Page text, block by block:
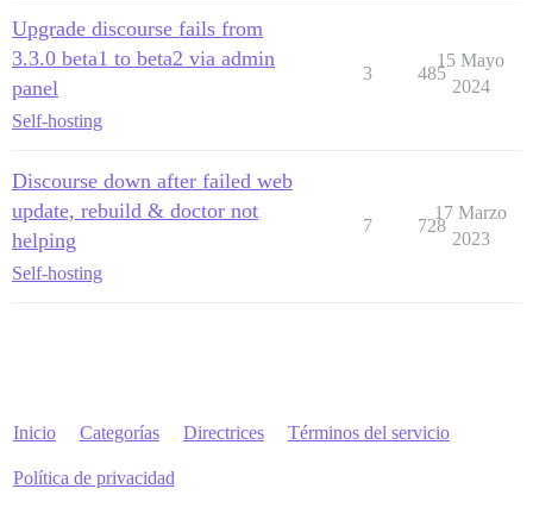
Upgrade discourse fails from
3.3.0 beta1 to beta2 via admin
panel
Self-hosting
3 485
15 Mayo
2024
Discourse down after failed web
update, rebuild & doctor not
helping
Self-hosting
7 728
17 Marzo
2023
Inicio Categorías Directrices Términos del servicio
Política de privacidad